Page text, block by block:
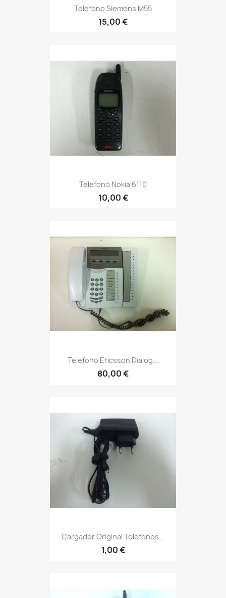
Telefono Siemens M55
15,00 €
Telefono Nokia 6110
10,00 €
Telefono Ericsson Dialog...
80,00 €
Cargador Original Telefonos...
1,00 €